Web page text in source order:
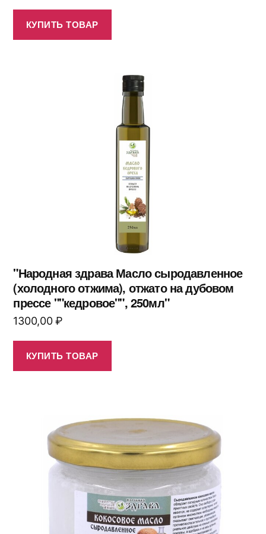
КУПИТЬ ТОВАР
"Народная здрава Масло сыродавленное
(холодного отжима), отжато на дубовом
прессе ""кедровое"", 250мл"
1300,00₽
КУПИТЬ ТОВАР